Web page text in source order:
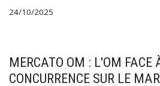
24/10/2025
MERCATO OM : L'OM FACE
CONCURRENCE SUR LE